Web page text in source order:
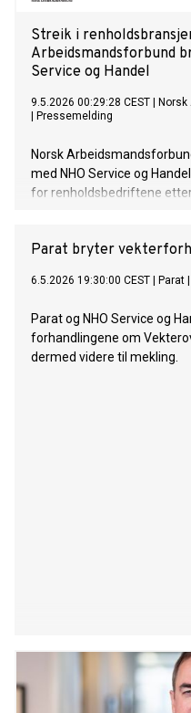
Streik i
Arbeidsmandsforbund
Service og Handel
9.5.2026 00:29:28 CEST
Pressemelding
Norsk
med NHO Service og
for renholdsbedriftene
Parat bryter
6.5.2026 19:30:00 CEST Parat
Parat og NHO Service og
forhandlingene om
dermed videre til mekling.